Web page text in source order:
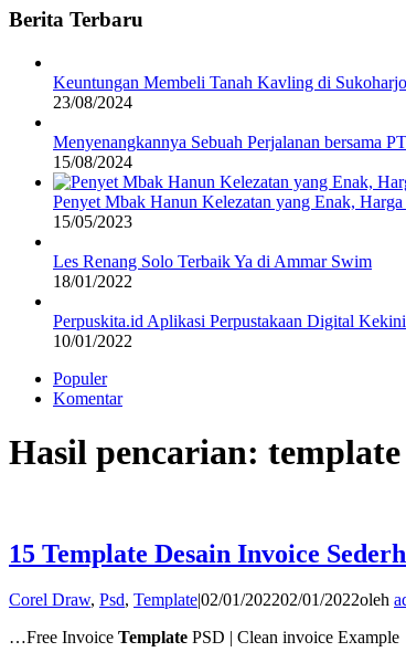
Berita Terbaru
Keuntungan Membeli Tanah Kavling di Sukoharjo
23/08/2024
Menyenangkannya Sebuah Perjalanan bersama
15/08/2024
Penyet Mbak Hanun Kelezatan yang Enak,
15/05/2023
Les Renang Solo Terbaik Ya di Ammar Swim
18/01/2022
Perpuskita.id Aplikasi Perpustakaan Digital
10/01/2022
Populer
Komentar
Hasil pencarian:
15 Template Desain Invoice
Corel Draw, Psd, Template02/01/202202/01/2022oleh
…Free Invoice Template PSD | Clean invoice